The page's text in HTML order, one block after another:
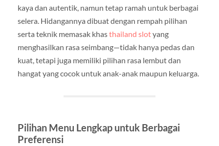
kaya dan autentik, namun tetap ramah untuk berbagai
selera. Hidangannya dibuat dengan rempah pilihan
serta teknik memasak khasthailand slotyang
menghasilkan rasa seimbang—tidak hanya pedas dan
kuat, tetapi juga memiliki pilihan rasa lembut dan
hangat yang cocok untuk anak-anak maupun keluarga.
Pilihan Menu Lengkap untuk Berbagai
Preferensi